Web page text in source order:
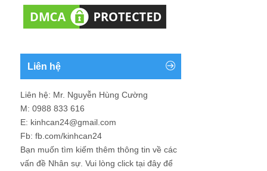
Liên hệ
Liên hệ: Mr. Nguyễn Hùng Cường
M: 0988 833 616
E: kinhcan24@gmail.com
Fb: fb.com/kinhcan24
Bạn muốn tìm kiếm thêm thông tin về các
vấn đề Nhân sự . Vui lòng click tại đây để